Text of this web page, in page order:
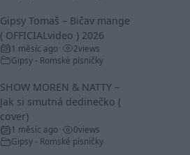
Gipsy Tomaš – Bičav mange
( OFFICIALvideo ) 2026
1 měsíc ago 2views
Gipsy - Romské písničky
SHOW MOREN & NATTY –
Jak si smutná dedinečko (
cover)
1 měsíc ago 0views
Gipsy - Romské písničky